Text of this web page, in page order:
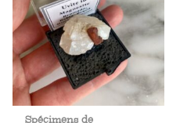
Spécimens de